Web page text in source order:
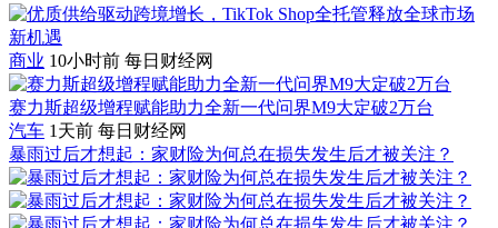
商业 10小时前 每日财经网
赛力斯超级增程赋能助力全新一代问界M9大定破2万台
汽车 1天前 每日财经网
暴雨过后才想起：家财险为何总在损失发生后才被关注？